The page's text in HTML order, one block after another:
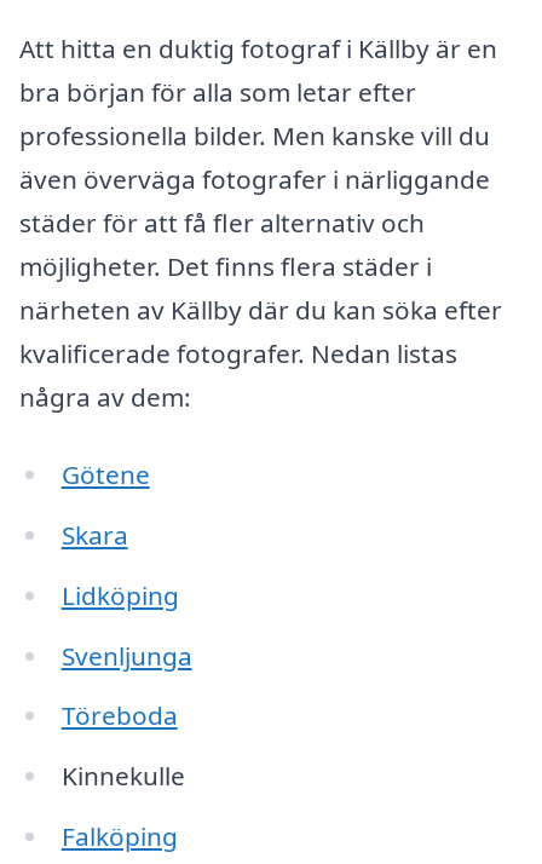
Att hitta en duktig fotograf i Källby är en
bra början för alla som letar efter
professionella bilder. Men kanske vill du
även överväga fotografer i närliggande
städer för att få fler alternativ och
möjligheter. Det finns flera städer i
närheten av Källby där du kan söka efter
kvalificerade fotografer. Nedan listas
några av dem:
Götene
Skara
Lidköping
Svenljunga
Töreboda
Kinnekulle
Falköping